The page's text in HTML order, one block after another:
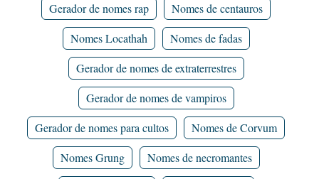
Gerador de nomes rap
Nomes de centauros
Nomes Locathah
Nomes de fadas
Gerador de nomes de extraterrestres
Gerador de nomes de vampiros
Gerador de nomes para cultos
Nomes de Corvum
Nomes Grung
Nomes de necromantes